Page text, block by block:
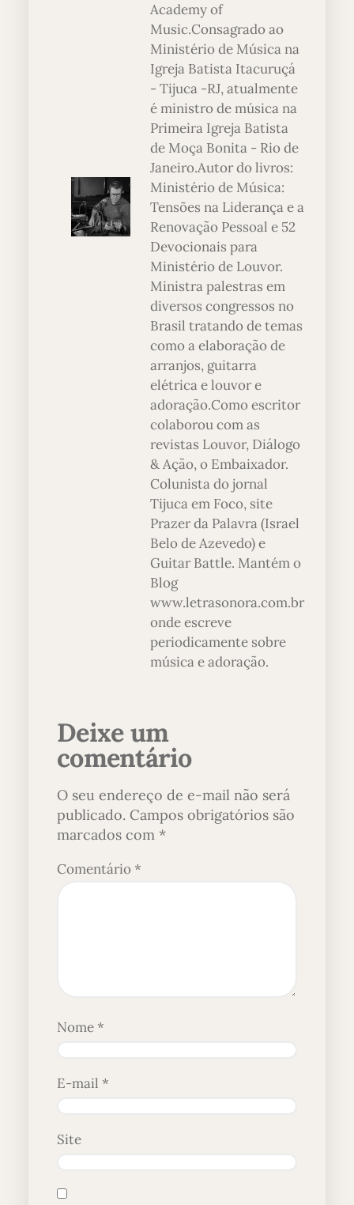
Academy of
Music.Consagrado ao
Ministério de Música na
Igreja Batista Itacuruçá
- Tijuca -RJ, atualmente
é ministro de música na
Primeira Igreja Batista
de Moça Bonita - Rio de
Janeiro.Autor do livros:
Ministério de Música:
Tensões na Liderança e a
Renovação Pessoal e 52
Devocionais para
Ministério de Louvor.
Ministra palestras em
diversos congressos no
Brasil tratando de temas
como a elaboração de
arranjos, guitarra
elétrica e louvor e
adoração.Como escritor
colaborou com as
revistas Louvor, Diálogo
& Ação, o Embaixador.
Colunista do jornal
Tijuca em Foco, site
Prazer da Palavra (Israel
Belo de Azevedo) e
Guitar Battle. Mantém o
Blog
www.letrasonora.com.br
onde escreve
periodicamente sobre
música e adoração.
Deixe um
comentário
O seu endereço de e-mail não será
publicado. Campos obrigatórios são
marcados com *
Comentário*
Nome*
E-mail *
Site